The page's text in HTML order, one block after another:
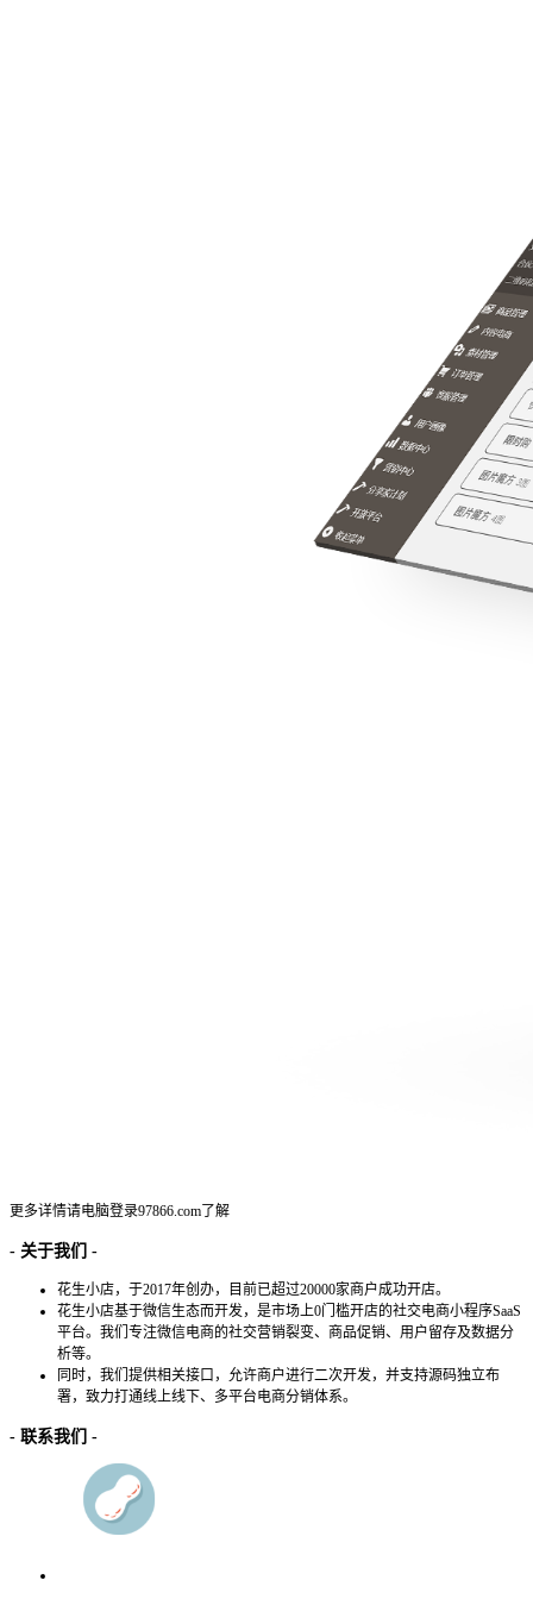
更多详情请电脑登录97866.com 了解
- 关于我们 -
花生小店，于2017年创办，目前已超过20000家商户成功开店。
花生小店基于微信生态而开发，是市场上0门槛开店的社交电商小程序SaaS
平台。我们专注微信电商的社交营销裂变、商品促销、用户留存及数据分
析等。
同时，我们提供相关接口，允许商户进行二次开发，并支持源码独立布
署，致力打通线上线下、多平台电商分销体系。
- 联系我们 -